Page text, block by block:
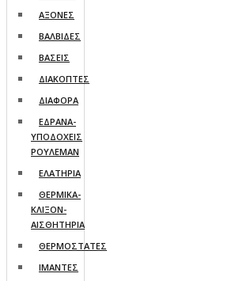
ΑΞΟΝΕΣ
ΒΑΛΒΙΔΕΣ
ΒΑΣΕΙΣ
ΔΙΑΚΟΠΤΕΣ
ΔΙΑΦΟΡΑ
ΕΔΡΑΝΑ-
ΥΠΟΔΟΧΕΙΣ
ΡΟΥΛΕΜΑΝ
ΕΛΑΤΗΡΙΑ
ΘΕΡΜΙΚΑ-
ΚΛΙΞΟΝ-
ΑΙΣΘΗΤΗΡΙΑ
ΘΕΡΜΟΣΤΑΤΕΣ
ΙΜΑΝΤΕΣ